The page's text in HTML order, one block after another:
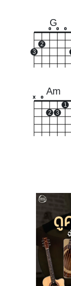
G
3
2
o o o
Am
x o
2 3
1